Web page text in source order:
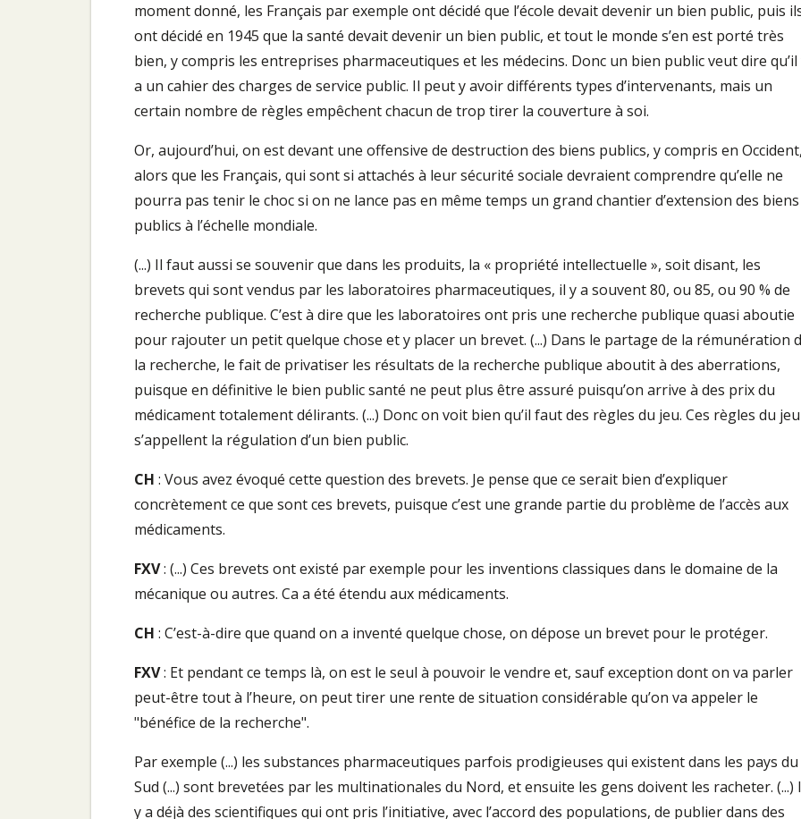
moment donné, les Français par exemple ont décidé que l’école devait devenir un bien public, puis
ont décidé en 1945 que la santé devait devenir un bien public, et tout le monde s’en est porté très
bien, y compris les entreprises pharmaceutiques et les médecins. Donc un bien public veut dire qu’il
a un cahier des charges de service public. Il peut y avoir différents types d’intervenants, mais un
certain nombre de règles empêchent chacun de trop tirer la couverture à soi.
Or, aujourd’hui, on est devant une offensive de destruction des biens publics, y compris en
alors que les Français, qui sont si attachés à leur sécurité sociale devraient comprendre qu’elle ne
pourra pas tenir le choc si on ne lance pas en même temps un grand chantier d’extension des biens
publics à l’échelle mondiale.
(...) Il faut aussi se souvenir que dans les produits, la « propriété intellectuelle », soit disant, les
brevets qui sont vendus par les laboratoires pharmaceutiques, il y a souvent 80, ou 85, ou 90 % de
recherche publique. C’est à dire que les laboratoires ont pris une recherche publique quasi aboutie
pour rajouter un petit quelque chose et y placer un brevet. (...) Dans le partage de la rémunération
la recherche, le fait de privatiser les résultats de la recherche publique aboutit à des aberrations,
puisque en définitive le bien public santé ne peut plus être assuré puisqu’on arrive à des prix du
médicament totalement délirants. (...) Donc on voit bien qu’il faut des règles du jeu. Ces règles du jeu
s’appellent la régulation d’un bien public.
CH : Vous avez évoqué cette question des brevets. Je pense que ce serait bien d’expliquer
concrètement ce que sont ces brevets, puisque c’est une grande partie du problème de l’accès aux
médicaments.
FXV: (...) Ces brevets ont existé par exemple pour les inventions classiques dans le domaine de la
mécanique ou autres. Ca a été étendu aux médicaments.
CH : C’est-à-dire que quand on a inventé quelque chose, on dépose un brevet pour le protéger.
FXV: Et pendant ce temps là, on est le seul à pouvoir le vendre et, sauf exception dont on va parler
peut-être tout à l’heure, on peut tirer une rente de situation considérable qu’on va appeler le
"bénéfice de la recherche".
Par exemple (...) les substances pharmaceutiques parfois prodigieuses qui existent dans les pays du
Sud (...) sont brevetées par les multinationales du Nord, et ensuite les gens doivent les racheter. (...)
y a déjà des scientifiques qui ont pris l’initiative, avec l’accord des populations, de publier dans des